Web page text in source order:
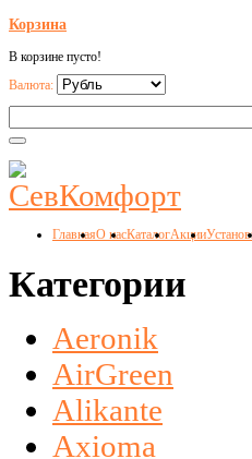
Корзина
В корзине пусто!
Валюта:
ГлавнаяО насКаталогАкции
Категории
Aeronik
AirGreen
Alikante
Axioma